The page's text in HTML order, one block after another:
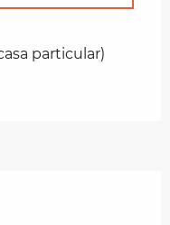
particular)